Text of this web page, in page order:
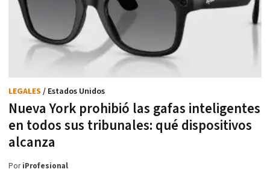
Nueva York prohibió las gafas inteligentes
en todos sus tribunales: qué dispositivos
alcanza
LEGALES / Estados Unidos
PoriProfesional